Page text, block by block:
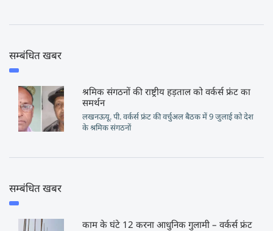
सम्बंधित खबर
श्रमिक संगठनों की राष्ट्रीय हड़ताल को वर्कर्स फ्रंट का
समर्थन
लखनऊयू. पी. वर्कर्स फ्रंट की वर्चुअल बैठक में 9 जुलाई को देश
के श्रमिक संगठनों
सम्बंधित खबर
काम के घंटे 12 करना आधुनिक गुलामी – वर्कर्स फ्रंट